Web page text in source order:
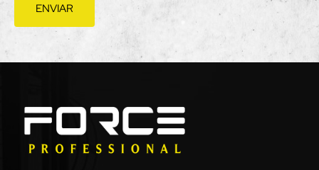
ENVIAR